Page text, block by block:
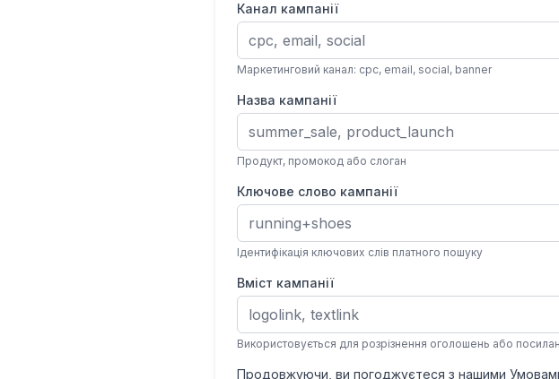
Канал кампанії
Маркетинговий канал: cpc, email, social, banner
Назва кампанії
Продукт, промокод або слоган
Ключове слово кампанії
Ідентифікація ключових слів платного пошуку
Вміст кампанії
Використовується для розрізнення оголошень або
Продовжуючи, ви погоджуєтеся з нашими